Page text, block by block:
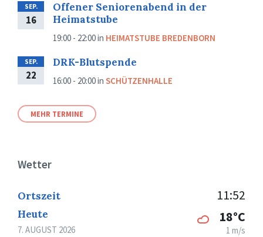
SEP.
16
Offener Seniorenabend in der
Heimatstube
19:00 - 22:00in HEIMATSTUBE BREDENBORN
SEP.
22
DRK-Blutspende
16:00 - 20:00in SCHÜTZENHALLE
MEHR TERMINE
Wetter
Ortszeit 11:52
Heute
7. AUGUST 2026
18°C
1 m/s